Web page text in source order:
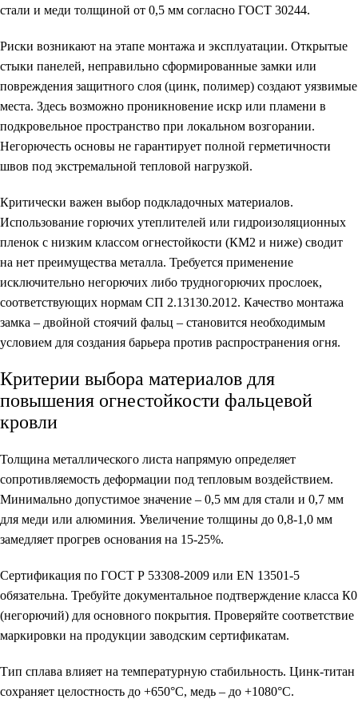
стали и меди толщиной от 0,5 мм согласно ГОСТ 30244.
Риски возникают на этапе монтажа и эксплуатации. Открытые
стыки панелей, неправильно сформированные замки или
повреждения защитного слоя (цинк, полимер) создают уязвимые
места. Здесь возможно проникновение искр или пламени в
подкровельное пространство при локальном возгорании.
Негорючесть основы не гарантирует полной герметичности
швов под экстремальной тепловой нагрузкой.
Критически важен выбор подкладочных материалов.
Использование горючих утеплителей или гидроизоляционных
пленок с низким классом огнестойкости (КМ2 и ниже) сводит
на нет преимущества металла. Требуется применение
исключительно негорючих либо трудногорючих прослоек,
соответствующих нормам СП 2.13130.2012. Качество монтажа
замка – двойной стоячий фальц – становится необходимым
условием для создания барьера против распространения огня.
Критерии выбора материалов для
повышения огнестойкости фальцевой
кровли
Толщина металлического листа напрямую определяет
сопротивляемость деформации под тепловым воздействием.
Минимально допустимое значение – 0,5 мм для стали и 0,7 мм
для меди или алюминия. Увеличение толщины до 0,8-1,0 мм
замедляет прогрев основания на 15-25%.
Сертификация по ГОСТ Р 53308-2009 или EN 13501-5
обязательна. Требуйте документальное подтверждение класса К0
(негорючий) для основного покрытия. Проверяйте соответствие
маркировки на продукции заводским сертификатам.
Тип сплава влияет на температурную стабильность. Цинк-титан
сохраняет целостность до +650°C, медь – до +1080°C.